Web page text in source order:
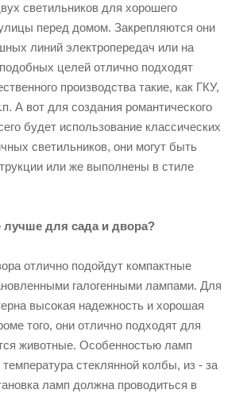
светильников для хорошего
перед домом. Закрепляются они
линий электропередач или на
целей отлично подходят
производства такие, как ГКУ,
А вот для создания романтического
будет использование классических
светильников, они могут быть
или же выполнены в стиле
лучше для сада и двора?
отлично подойдут компактные
галогенными лампами. Для
высокая надежность и хорошая
того, они отлично подходят для
животные. Особенностью ламп
стеклянной колбы, из - за
ламп должна проводиться в